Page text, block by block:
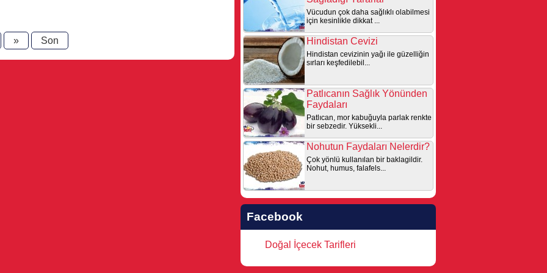
» Son
Vücudun çok daha sağlıklı olabilmesi
için kesinlikle dikkat ...
Hindistan Cevizi
Hindistan cevizinin yağı ile güzelliğin
sırları keşfedilebil...
Patlıcanın Sağlık Yönünden
Faydaları
Patlıcan, mor kabuğuyla parlak renkte
bir sebzedir. Yüksekli...
Nohutun Faydaları Nelerdir?
Çok yönlü kullanılan bir baklagildir.
Nohut, humus, falafels...
Facebook
Doğal İçecek Tarifleri